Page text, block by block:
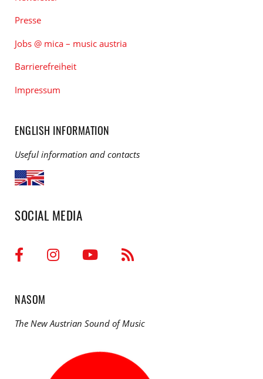
Presse
Jobs @ mica – music austria
Barrierefreiheit
Impressum
ENGLISH INFORMATION
Useful information and contacts
SOCIAL MEDIA
NASOM
The New Austrian Sound of Music